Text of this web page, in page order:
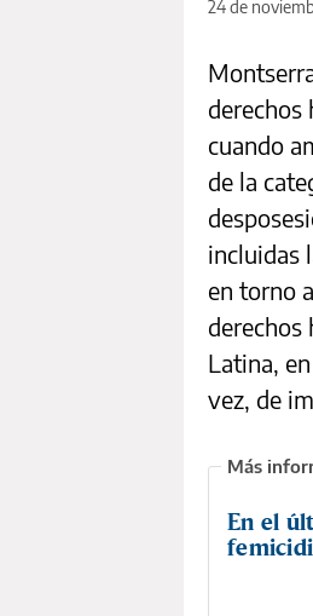
24 de
derechos
cuando
de la
incluidas
en torno
derechos
Latina,
vez, de
En el